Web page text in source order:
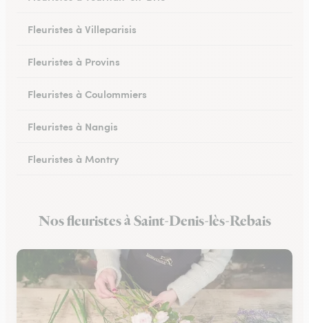
Fleuristes à Villeparisis
Fleuristes à Provins
Fleuristes à Coulommiers
Fleuristes à Nangis
Fleuristes à Montry
Fleuristes à Esbly
Nos fleuristes à Saint-Denis-lès-Rebais